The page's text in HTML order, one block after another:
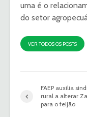
uma é o
do setor
VER TODOS OS POSTS
FAEP auxilia
rural a alterar
para o feijão